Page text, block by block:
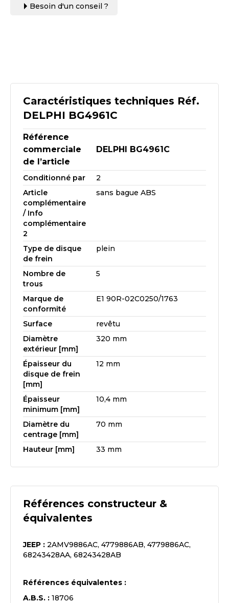
Caractéristiques techniques Réf.
DELPHI BG4961C
Référence
commerciale
de l’article
DELPHI BG4961C
Conditionné par
2
Article
complémentaire
/ Info
complémentaire
2
sans bague ABS
Type de disque
de frein
plein
Nombre de
trous
5
Marque de
conformité
E1 90R-02C0250/1763
Surface
revêtu
Diamètre
extérieur [mm]
320 mm
Épaisseur du
disque de frein
[mm]
12 mm
Épaisseur
minimum [mm]
10,4 mm
Diamètre du
centrage [mm]
70 mm
Hauteur [mm] 33 mm
Références constructeur &
équivalentes
JEEP : 2AMV9886AC, 4779886AB, 4779886AC,
68243428AA, 68243428AB
Références équivalentes :
A.B.S. : 18706
Besoin d'un conseil ?